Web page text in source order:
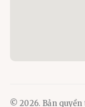
© 2026. Bản